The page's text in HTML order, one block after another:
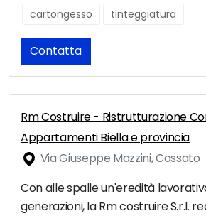
cartongesso tinteggiatura
Contatta
Rm Costruire - Ristrutturazione
Appartamenti Biella e provincia
Via Giuseppe Mazzini, Cossato
Con alle spalle un'eredità
generazioni, la Rm costruire S.r.l.